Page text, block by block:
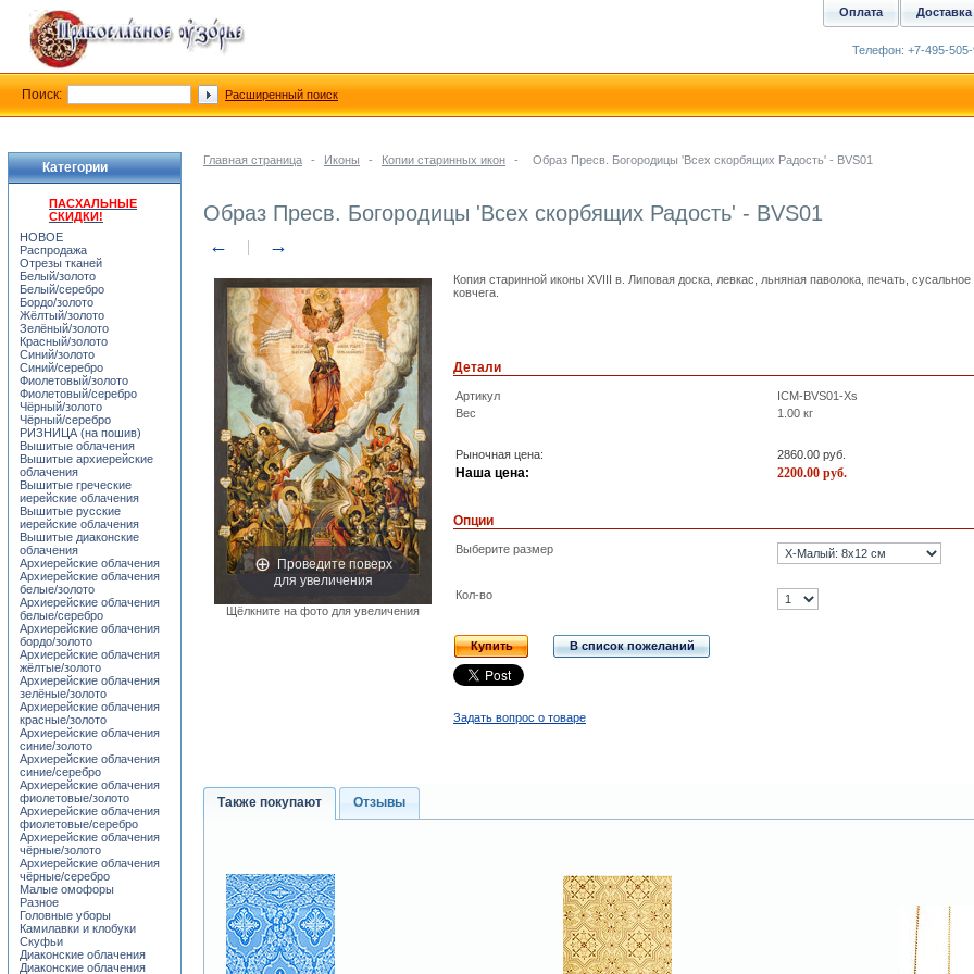
Главная страница - Иконы - Копии старинных икон - Образ Пресв. Богородицы 'Всех скорбящих Радость' - BVS01
Образ Пресв. Богородицы 'Всех скорбящих Радость' - BVS01
← →
Проведите поверх
для увеличения
Щёлкните на фото для увеличения
Копия старинной иконы XVIII в. Липовая доска, левкас, льняная паволока, печать, сусальное
ковчега.
Детали
Артикул
ICM-BVS01-Xs
Вес
1.00 кг
Рыночная цена: 2860.00 руб.
Наша цена: 2200.00 руб.
Опции
Выберите размер
Кол-во
Купить В список пожеланий
Задать вопрос о товаре
Также покупают Отзывы
Категории
ПАСХАЛЬНЫЕ
СКИДКИ!
НОВОЕ
Распродажа
Отрезы тканей
Белый/золото
Белый/серебро
Бордо/золото
Жёлтый/золото
Зелёный/золото
Красный/золото
Синий/золото
Синий/серебро
Фиолетовый/золото
Фиолетовый/серебро
Чёрный/золото
Чёрный/серебро
РИЗНИЦА (на пошив)
Вышитые облачения
Вышитые архиерейские
облачения
Вышитые греческие
иерейские облачения
Вышитые русские
иерейские облачения
Вышитые диаконские
облачения
Архиерейские облачения
Архиерейские облачения
белые/золото
Архиерейские облачения
белые/серебро
Архиерейские облачения
бордо/золото
Архиерейские облачения
жёлтые/золото
Архиерейские облачения
зелёные/золото
Архиерейские облачения
красные/золото
Архиерейские облачения
синие/золото
Архиерейские облачения
синие/серебро
Архиерейские облачения
фиолетовые/золото
Архиерейские облачения
фиолетовые/серебро
Архиерейские облачения
чёрные/золото
Архиерейские облачения
чёрные/серебро
Малые омофоры
Разное
Головные уборы
Камилавки и клобуки
Скуфьи
Диаконские облачения
Диаконские облачения
Доставка
Оплата
Телефон: +7-495-
Поиск: Расширенный поиск